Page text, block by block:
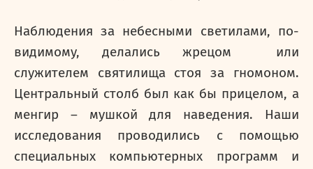
Наблюдения за небесными светилами, по-
видимому, делались жрецом или
служителем святилища стоя за гномоном.
Центральный столб был как бы прицелом, а
менгир – мушкой для наведения. Наши
исследования проводились с помощью
специальных компьютерных программ и